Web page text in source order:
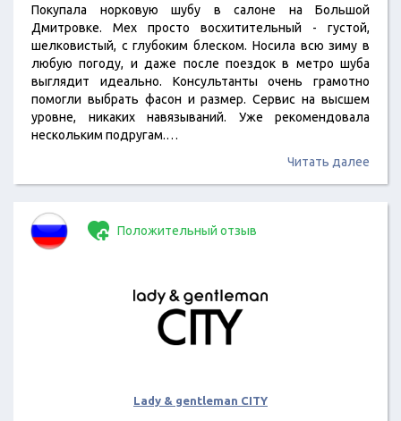
Покупала норковую шубу в салоне на Большой
Дмитровке. Мех просто восхитительный - густой,
шелковистый, с глубоким блеском. Носила всю зиму в
любую погоду, и даже после поездок в метро шуба
выглядит идеально. Консультанты очень грамотно
помогли выбрать фасон и размер. Сервис на высшем
уровне, никаких навязываний. Уже рекомендовала
нескольким подругам.…
Читать далее
Положительный отзыв
Lady & gentleman CITY